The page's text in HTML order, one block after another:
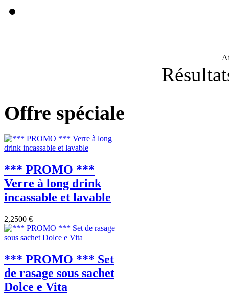
Offre spéciale
*** PROMO ***
Verre à long drink
incassable et lavable
2,2500 €
*** PROMO *** Set
de rasage sous sachet
Dolce e Vita